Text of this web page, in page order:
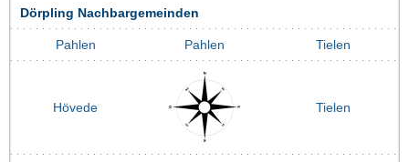
Dörpling Nachbargemeinden
Pahlen Pahlen Tielen
Hövede Tielen